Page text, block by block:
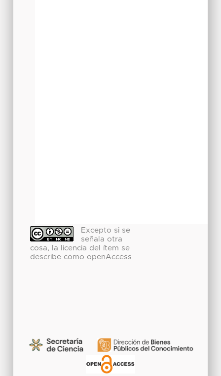
Excepto si se
señala otra
cosa, la licencia del ítem se
describe como openAccess